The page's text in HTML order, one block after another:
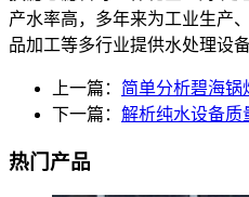
产水率高，多年来为工业生产
品加工等多行业提供水处理设
上一篇： 简单分析碧海锅
下一篇： 解析纯水设备质
热门产品